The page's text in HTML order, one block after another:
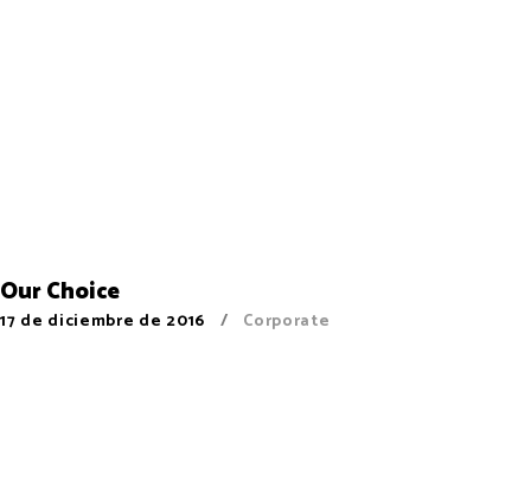
Our Choice
17 de diciembre de 2016 Corporate